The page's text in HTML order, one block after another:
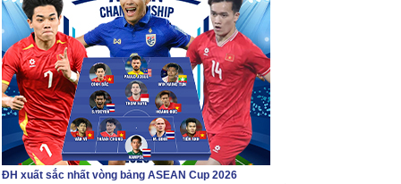
ĐH xuất sắc nhất vòng bảng ASEAN Cup 2026